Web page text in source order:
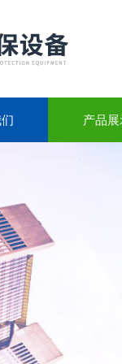
产品